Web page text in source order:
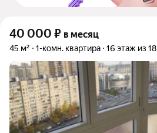
40 000 ₽ в месяц
45 м² 1-комн. квартира 16 этаж из 18